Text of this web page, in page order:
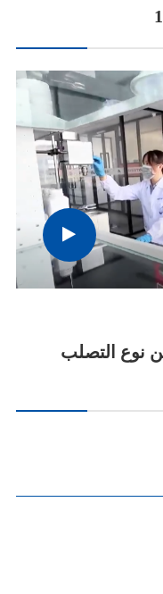
نوع التصلب